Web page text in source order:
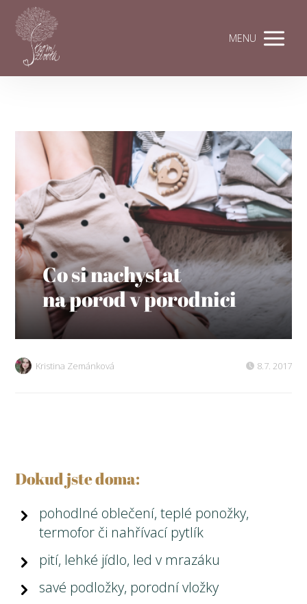
MENU
Co si nachystat
na porod v porodnici
Kristina Zemánková 8.7. 2017
Dokud jste doma:
pohodlné oblečení, teplé ponožky,
termofor či nahřívací pytlík
pití, lehké jídlo, led v mrazáku
savé podložky, porodní vložky